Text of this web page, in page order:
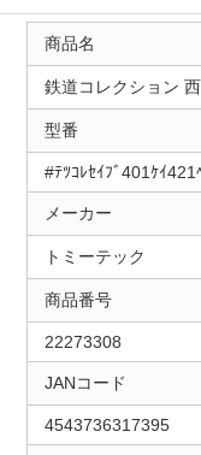
商品名
鉄道コレクション
型番
#ﾃﾂｺﾚｾｲﾌﾞ401ｹｲ421
メーカー
トミーテック
商品番号
22273308
JANコード
4543736317395